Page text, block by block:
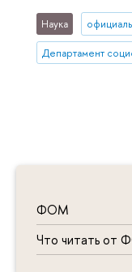
ФОМ
Что читать от
Наука
Департамент